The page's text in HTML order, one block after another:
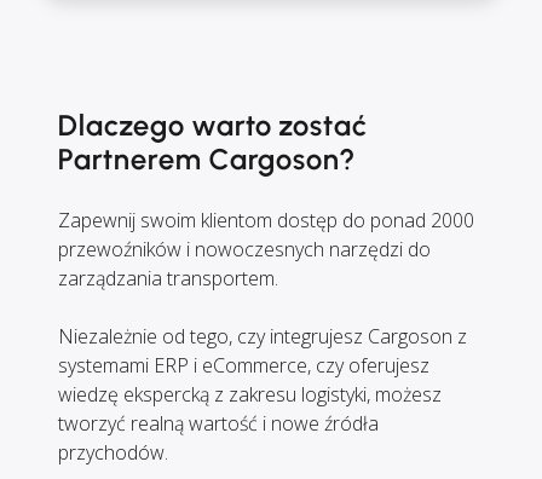
Dlaczego warto zostać
Partnerem Cargoson?
Zapewnij swoim klientom dostęp do ponad 2000
przewoźników i nowoczesnych narzędzi do
zarządzania transportem.
Niezależnie od tego, czy integrujesz Cargoson z
systemami ERP i eCommerce, czy oferujesz
wiedzę ekspercką z zakresu logistyki, możesz
tworzyć realną wartość i nowe źródła
przychodów.